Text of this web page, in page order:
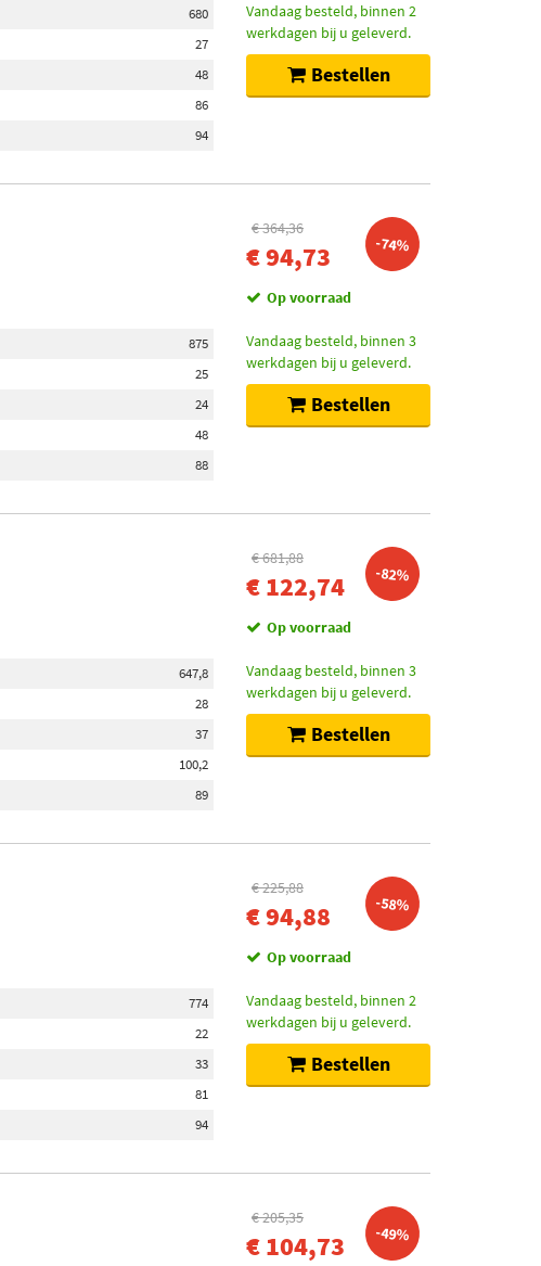
680
27
48
86
94
Vandaag besteld, binnen 2
werkdagen bij u geleverd.
Bestellen
875
25
24
48
88
€ 364,36
€ 94,73 -74%
Op voorraad
Vandaag besteld, binnen 3
werkdagen bij u geleverd.
Bestellen
647,8
28
37
100,2
89
€ 681,88
€ 122,74 -82%
Op voorraad
Vandaag besteld, binnen 3
werkdagen bij u geleverd.
Bestellen
774
22
33
81
94
€ 225,88
€ 94,88 -58%
Op voorraad
Vandaag besteld, binnen 2
werkdagen bij u geleverd.
Bestellen
€ 205,35
€ 104,73 -49%